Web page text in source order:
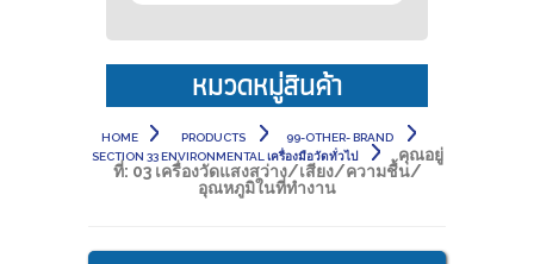
หมวดหมู่สินค้า
HOME PRODUCTS
99-OTHER- BRAND
SECTION 33 ENVIRONMENTAL เครื่องมือวัดทั่วไป
คุณอยู่
ที่: 03 เครื่องวัดแสงสว่าง/เสียง/ความชื้น/
อุณหภูมิในที่ทำงาน